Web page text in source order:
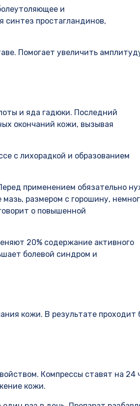
и
синтез простагландинов,
Помогает увеличить
и яда гадюки. Последний
окончаний кожи, вызывая
с лихорадкой и образованием
применением обязательно
размером с горошину,
о повышенной
20% содержание активного
болевой синдром и
кожи. В результате проходит
Компрессы ставят на 24
кожи.